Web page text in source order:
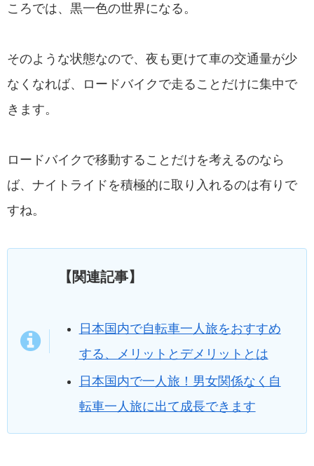
ころでは、黒一色の世界になる。
そのような状態なので、夜も更けて車の交通量が少
なくなれば、ロードバイクで走ることだけに集中で
きます。
ロードバイクで移動することだけを考えるのなら
ば、ナイトライドを積極的に取り入れるのは有りで
すね。
【関連記事】
日本国内で自転車一人旅をおすすめ
する、メリットとデメリットとは
日本国内で一人旅！男女関係なく自
転車一人旅に出て成長できます